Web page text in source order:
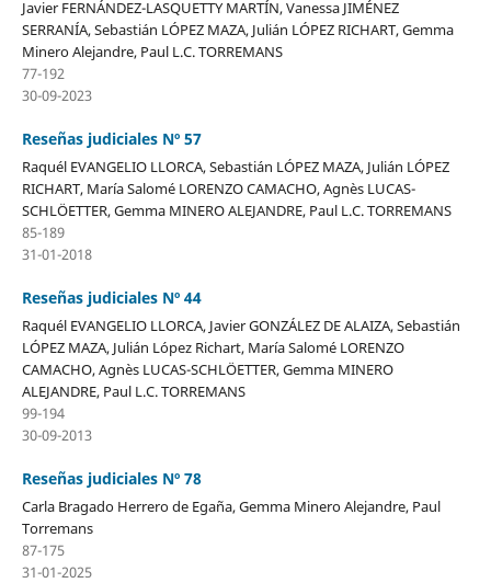
Javier FERNÁNDEZ-LASQUETTY MARTÍN, Vanessa JIMÉNEZ
SERRANÍA, Sebastián LÓPEZ MAZA, Julián LÓPEZ RICHART, Gemma
Minero Alejandre, Paul L.C. TORREMANS
77-192
30-09-2023
Reseñas judiciales Nº 57
Raquél EVANGELIO LLORCA, Sebastián LÓPEZ MAZA, Julián LÓPEZ
RICHART, María Salomé LORENZO CAMACHO, Agnès LUCAS-
SCHLÖETTER, Gemma MINERO ALEJANDRE, Paul L.C. TORREMANS
85-189
31-01-2018
Reseñas judiciales Nº 44
Raquél EVANGELIO LLORCA, Javier GONZÁLEZ DE ALAIZA, Sebastián
LÓPEZ MAZA, Julián López Richart, María Salomé LORENZO
CAMACHO, Agnès LUCAS-SCHLÖETTER, Gemma MINERO
ALEJANDRE, Paul L.C. TORREMANS
99-194
30-09-2013
Reseñas judiciales Nº 78
Carla Bragado Herrero de Egaña, Gemma Minero Alejandre, Paul
Torremans
87-175
31-01-2025